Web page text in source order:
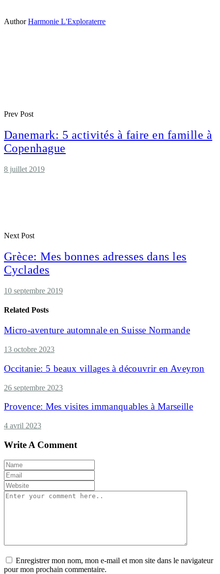
Author Harmonie L'Exploraterre
Prev Post
Danemark: 5 activités à faire en famille à
Copenhague
8 juillet 2019
Next Post
Grèce: Mes bonnes adresses dans les
Cyclades
10 septembre 2019
Related Posts
Micro-aventure automnale en Suisse Normande
13 octobre 2023
Occitanie: 5 beaux villages à découvrir en Aveyron
26 septembre 2023
Provence: Mes visites immanquables à Marseille
4 avril 2023
Write A Comment
Enregistrer mon nom, mon e-mail et mon site dans le navigateur
pour mon prochain commentaire.